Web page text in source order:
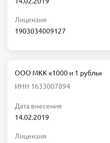
Лицензия
1903034009127
ООО МКК «1000 и 1 рубль»
ИНН 1633007894
Дата внесения
14.02.2019
Лицензия